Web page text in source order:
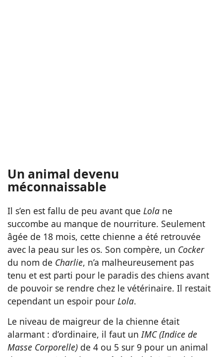
Un animal devenu
méconnaissable
Il s’en est fallu de peu avant que Lola ne
succombe au manque de nourriture. Seulement
âgée de 18 mois, cette chienne a été retrouvée
avec la peau sur les os. Son compère, un Cocker
du nom de Charlie, n’a malheureusement pas
tenu et est parti pour le paradis des chiens avant
de pouvoir se rendre chez le vétérinaire. Il restait
cependant un espoir pour Lola.
Le niveau de maigreur de la chienne était
alarmant : d’ordinaire, il faut unIMC (Indice de
Masse Corporelle) de 4 ou 5 sur 9 pour un animal